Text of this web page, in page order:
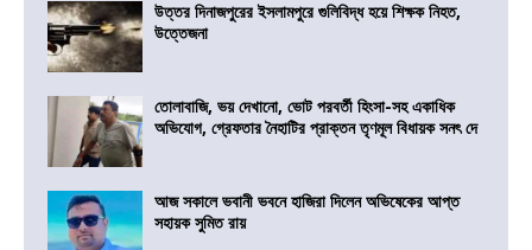
উত্তর দিনাজপুরের ইসলামপুরে গুলিবিদ্ধ হয়ে শিক্ষক নিহত,
উত্তেজনা
তোলাবাজি, ভয় দেখানো, ভোট পরবর্তী হিংসা-সহ একাধিক
অভিযোগ, গ্রেফতার নৈহাটির প্রাক্তন তৃণমূল বিধায়ক সনৎ দে
আজ সকালে ভবানী ভবনে হাজিরা দিলেন অভিষেকের আপ্ত
সহায়ক সুমিত রায়